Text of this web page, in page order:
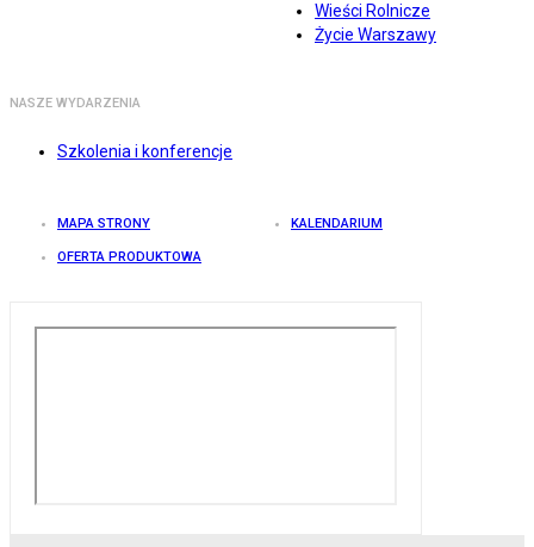
Wieści Rolnicze
Życie Warszawy
NASZE WYDARZENIA
Szkolenia i konferencje
MAPA STRONY KALENDARIUM
OFERTA PRODUKTOWA